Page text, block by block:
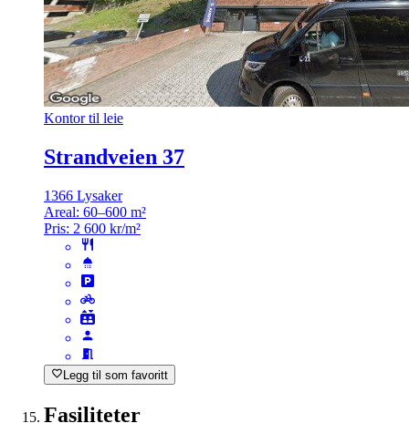
Kontor til leie
Strandveien 37
1366 Lysaker
Areal: 60–600 m²
Pris: 2 600 kr/m²
Legg til som favoritt
Fasiliteter